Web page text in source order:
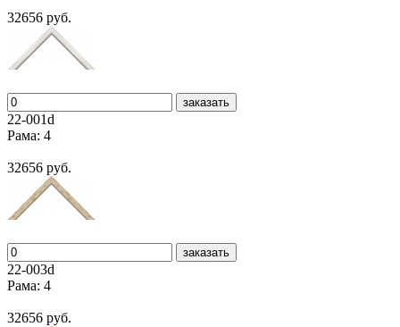
32656 руб.
заказать
22-001d
Рама: 4
32656 руб.
заказать
22-003d
Рама: 4
32656 руб.